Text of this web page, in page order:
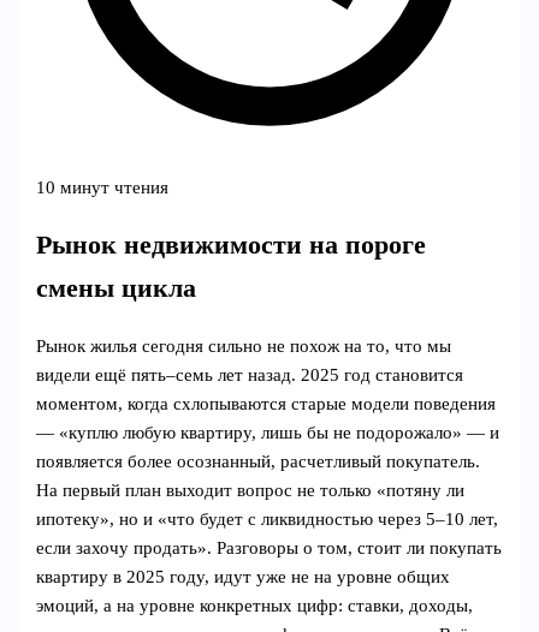
10 минут чтения
Рынок недвижимости на пороге
смены цикла
Рынок жилья сегодня сильно не похож на то, что мы
видели ещё пять–семь лет назад. 2025 год становится
моментом, когда схлопываются старые модели поведения
— «куплю любую квартиру, лишь бы не подорожало» — и
появляется более осознанный, расчетливый покупатель.
На первый план выходит вопрос не только «потяну ли
ипотеку», но и «что будет с ликвидностью через 5–10 лет,
если захочу продать». Разговоры о том, стоит ли покупать
квартиру в 2025 году, идут уже не на уровне общих
эмоций, а на уровне конкретных цифр: ставки, доходы,